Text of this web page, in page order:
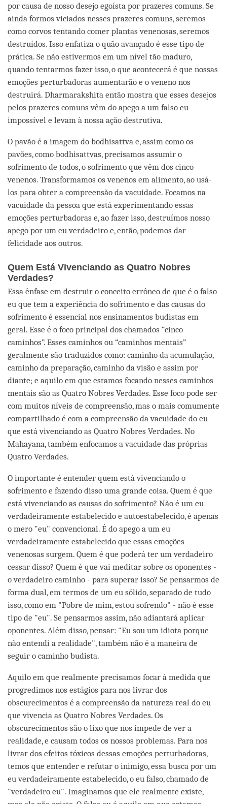
por causa de nosso desejo egoísta por prazeres comuns. Se
ainda formos viciados nesses prazeres comuns, seremos
como corvos tentando comer plantas venenosas, seremos
destruídos. Isso enfatiza o quão avançado é esse tipo de
prática. Se não estivermos em um nível tão maduro,
quando tentarmos fazer isso, o que acontecerá é que nossas
emoções perturbadoras aumentarão e o veneno nos
destruirá. Dharmarakshita então mostra que esses desejos
pelos prazeres comuns vêm do apego a um falso eu
impossível e levam à nossa ação destrutiva.
O pavão é a imagem do bodhisattva e, assim como os
pavões, como bodhisattvas, precisamos assumir o
sofrimento de todos, o sofrimento que vêm dos cinco
venenos. Transformamos os venenos em alimento, ao usá-
los para obter a compreensão da vacuidade. Focamos na
vacuidade da pessoa que está experimentando essas
emoções perturbadoras e, ao fazer isso, destruímos nosso
apego por um eu verdadeiro e, então, podemos dar
felicidade aos outros.
Quem Está Vivenciando as Quatro Nobres
Verdades?
Essa ênfase em destruir o conceito errôneo de que é o falso
eu que tem a experiência do sofrimento e das causas do
sofrimento é essencial nos ensinamentos budistas em
geral. Esse é o foco principal dos chamados “cinco
caminhos”. Esses caminhos ou “caminhos mentais”
geralmente são traduzidos como: caminho da acumulação,
caminho da preparação, caminho da visão e assim por
diante; e aquilo em que estamos focando nesses caminhos
mentais são as Quatro Nobres Verdades. Esse foco pode ser
com muitos níveis de compreensão, mas o mais comumente
compartilhado é com a compreensão da vacuidade do eu
que está vivenciando as Quatro Nobres Verdades. No
Mahayana, também enfocamos a vacuidade das próprias
Quatro Verdades.
O importante é entender quem está vivenciando o
sofrimento e fazendo disso uma grande coisa. Quem é que
está vivenciando as causas do sofrimento? Não é um eu
verdadeiramente estabelecido e autoestabelecido, é apenas
o mero "eu" convencional. É do apego a um eu
verdadeiramente estabelecido que essas emoções
venenosas surgem. Quem é que poderá ter um verdadeiro
cessar disso? Quem é que vai meditar sobre os oponentes -
o verdadeiro caminho - para superar isso? Se pensarmos de
forma dual, em termos de um eu sólido, separado de tudo
isso, como em "Pobre de mim, estou sofrendo" - não é esse
tipo de "eu". Se pensarmos assim, não adiantará aplicar
oponentes. Além disso, pensar: "Eu sou um idiota porque
não entendi a realidade", também não é a maneira de
seguir o caminho budista.
Aquilo em que realmente precisamos focar à medida que
progredimos nos estágios para nos livrar dos
obscurecimentos é a compreensão da natureza real do eu
que vivencia as Quatro Nobres Verdades. Os
obscurecimentos são o lixo que nos impede de ver a
realidade, e causam todos os nossos problemas. Para nos
livrar dos efeitos tóxicos dessas emoções perturbadoras,
temos que entender e refutar o inimigo, essa busca por um
eu verdadeiramente estabelecido, o eu falso, chamado de
"verdadeiro eu". Imaginamos que ele realmente existe,